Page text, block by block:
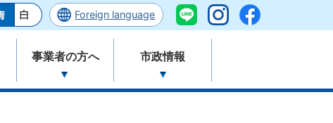
Foreign language
事業者の方へ 市政情報